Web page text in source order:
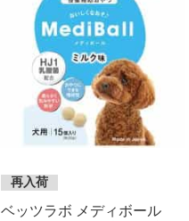
再入荷
ベッツラボ メディボール